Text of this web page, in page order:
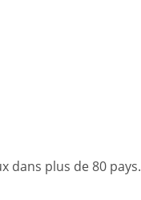
dans plus de 80 pays.